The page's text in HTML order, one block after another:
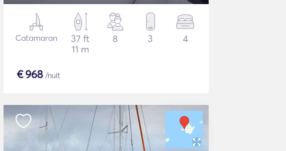
Catamaran
37 ft
11 m
8 3 4
€968/nuit